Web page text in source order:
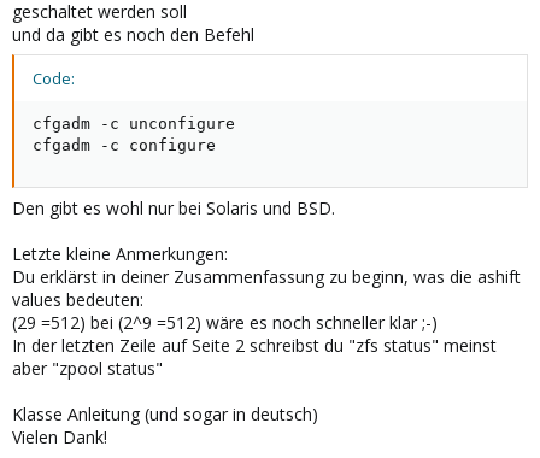
geschaltet werden soll
und da gibt es noch den Befehl
Code:
cfgadm -c unconfigure
cfgadm -c configure
Den gibt es wohl nur bei Solaris und BSD.
Letzte kleine Anmerkungen:
Du erklärst in deiner Zusammenfassung zu beginn, was die ashift
values bedeuten:
(29 =512) bei (2^9 =512) wäre es noch schneller klar ;-)
In der letzten Zeile auf Seite 2 schreibst du "zfs status" meinst
aber "zpool status"
Klasse Anleitung (und sogar in deutsch)
Vielen Dank!